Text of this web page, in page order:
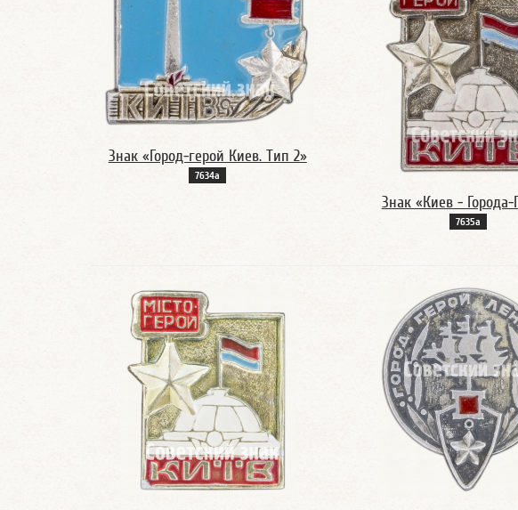
Знак «Город-герой Киев. Тип 2»
7634а
Знак «Киев - Города-
7635а